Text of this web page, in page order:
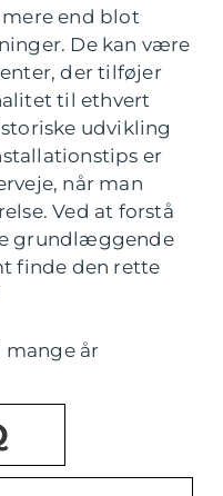
end blot
De kan være
der tilføjer
til ethvert
udvikling
er
når man
Ved at forstå
grundlæggende
finde den rette
år